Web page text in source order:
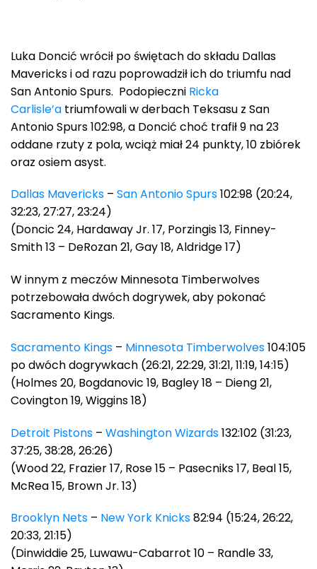
Luka Doncić wrócił po świętach do składu Dallas
Mavericks i od razu poprowadził ich do triumfu nad
San Antonio Spurs. Podopieczni Ricka
Carlisle’a triumfowali w derbach Teksasu z San
Antonio Spurs 102:98, a Doncić choć trafił 9 na 23
oddane rzuty z pola, wciąż miał 24 punkty, 10 zbiórek
oraz osiem asyst.
Dallas Mavericks – San Antonio Spurs102:98 (20:24,
32:23, 27:27, 23:24)
(Doncic 24, Hardaway Jr. 17, Porzingis 13, Finney-
Smith 13 – DeRozan 21, Gay 18, Aldridge 17)
W innym z meczów Minnesota Timberwolves
potrzebowała dwóch dogrywek, aby pokonać
Sacramento Kings.
Sacramento Kings – Minnesota Timberwolves104:105
po dwóch dogrywkach (26:21, 22:29, 31:21, 11:19, 14:15)
(Holmes 20, Bogdanovic 19, Bagley 18 – Dieng 21,
Covington 19, Wiggins 18)
Detroit Pistons – Washington Wizards132:102 (31:23,
37:25, 38:28, 26:26)
(Wood 22, Frazier 17, Rose 15 – Pasecniks 17, Beal 15,
McRea 15, Brown Jr. 13)
Brooklyn Nets – New York Knicks82:94 (15:24, 26:22,
20:33, 21:15)
(Dinwiddie 25, Luwawu-Cabarrot 10 – Randle 33,